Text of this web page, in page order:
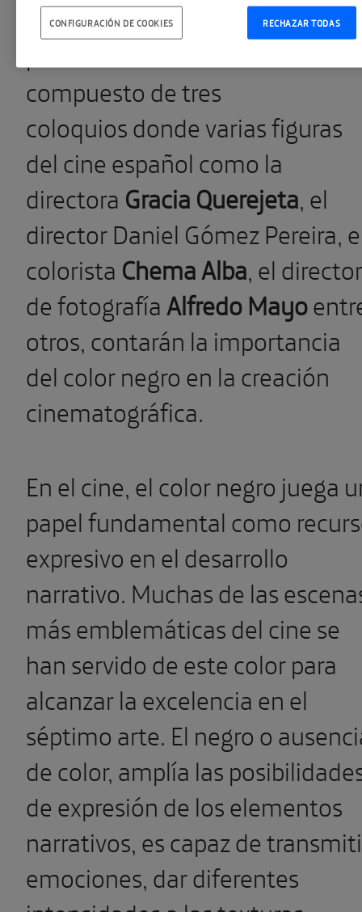
LGyFundación Telefónica
compuesto de tres
coloquios donde varias figuras
del cine español como la
directora Gracia Querejeta, el
director Daniel Gómez Pereira,
colorista Chema Alba, el director
de fotografíaAlfredo Mayo
otros, contarán la importancia
del color negro en la creación
cinematográfica.
En el cine, el color negro juega
papel fundamental como
expresivo en el desarrollo
narrativo. Muchas de las
más emblemáticas del cine se
han servido de este color para
alcanzar la excelencia en el
séptimo arte. El negro o
de color, amplía las
de expresión de los elementos
narrativos, es capaz de
emociones, dar diferentes
RECHAZAR TODAS
CONFIGURACIÓN DE COOKIES